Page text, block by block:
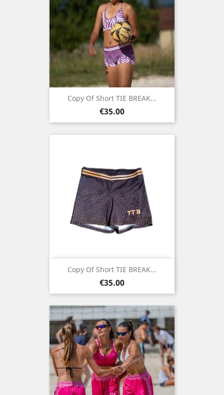
Copy Of Short TIE BREAK...
Price
€35.00
Copy Of Short TIE BREAK...
Price
€35.00